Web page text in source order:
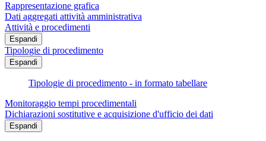
Rappresentazione grafica
Dati aggregati attività amministrativa
Attività e procedimenti
Espandi
Tipologie di procedimento
Espandi
Tipologie di procedimento - in formato tabellare
Monitoraggio tempi procedimentali
Dichiarazioni sostitutive e acquisizione d'ufficio dei dati
Espandi